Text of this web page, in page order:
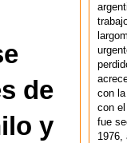
de
y
con
con
fue
1976,